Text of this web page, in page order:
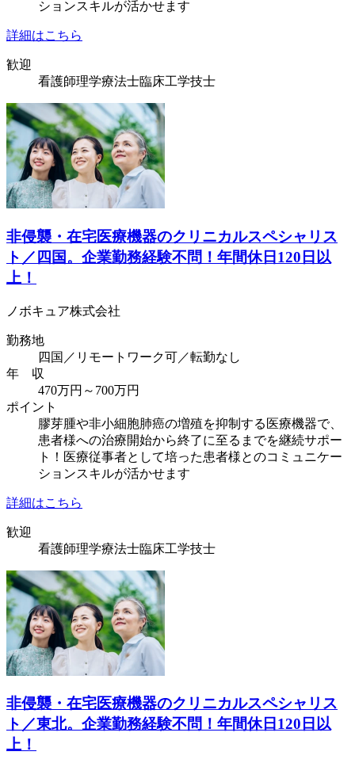
ションスキルが活かせます
詳細はこちら
歓迎
看護師理学療法士臨床工学技士
非侵襲・在宅医療機器のクリニカルスペシャリス
ト／四国。企業勤務経験不問！年間休日120日以
上！
ノボキュア株式会社
勤務地
四国／リモートワーク可／転勤なし
年 収
470万円～700万円
ポイント
膠芽腫や非小細胞肺癌の増殖を抑制する医療機器で、
患者様への治療開始から終了に至るまでを継続サポー
ト！医療従事者として培った患者様とのコミュニケー
ションスキルが活かせます
詳細はこちら
歓迎
看護師理学療法士臨床工学技士
非侵襲・在宅医療機器のクリニカルスペシャリス
ト／東北。企業勤務経験不問！年間休日120日以
上！